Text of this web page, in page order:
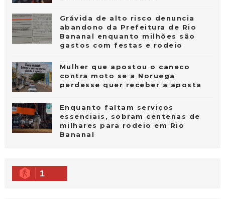
Grávida de alto risco denuncia
abandono da Prefeitura de Rio
Bananal enquanto milhões são
gastos com festas e rodeio
Mulher que apostou o caneco
contra moto se a Noruega
perdesse quer receber a aposta
Enquanto faltam serviços
essenciais, sobram centenas de
milhares para rodeio em Rio
Bananal
1